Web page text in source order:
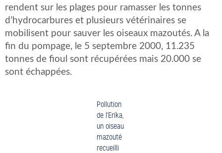
rendent sur les plages pour ramasser les tonnes
d’hydrocarbures et plusieurs vétérinaires se
mobilisent pour sauver les oiseaux mazoutés. A la
fin du pompage, le 5 septembre 2000, 11.235
tonnes de fioul sont récupérées mais 20.000 se
sont échappées.
Pollution
de l’Erika,
un oiseau
mazouté
recueilli